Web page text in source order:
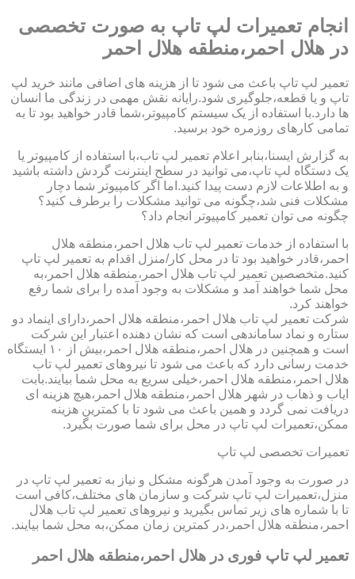
انجام تعمیرات لپ تاپ به صورت تخصصی
در هلال احمر،منطقه هلال احمر
تعمیر لپ تاپ باعث می شود تا از هزینه های اضافی مانند خرید لپ
تاپ و یا قطعه،جلوگیری شود.رایانه نقش مهمی در زندگی ما انسان
ها دارد.با استفاده از یک سیستم کامپیوتر،شما قادر خواهید بود تا به
تمامی کارهای روزمره خود برسید.
به گزارش ایسنا،بنابر اعلام تعمیر لپ تاب،با استفاده از کامپیوتر یا
یک دستگاه لپ تاپ،می توانید در سطح اینترنت گردش داشته باشید
و به اطلاعات لازم دست پیدا کنید.اما اگر کامپیوتر شما دچار
مشکلات فنی شد،چگونه می توانید مشکلات را برطرف کنید؟
چگونه می توان تعمیر کامپیوتر انجام داد؟
با استفاده از خدمات تعمیر لپ تاب هلال احمر،منطقه هلال
احمر،قادر خواهید بود تا در محل کار/منزل اقدام به تعمیر لپ تاپ
کنید.متخصصین تعمیر لپ تاب هلال احمر،منطقه هلال احمر،به
محل شما خواهند آمد و مشکلات به وجود آمده را برای شما رفع
خواهند کرد.
شرکت تعمیر لپ تاب هلال احمر،منطقه هلال احمر،دارای اینماد دو
ستاره و نماد ساماندهی است که نشان دهنده اعتبار این شرکت
است و همچنین در هلال احمر،منطقه هلال احمر،بیش از ۱۰ ایستگاه
خدمت رسانی دارد که باعث می شود تا نیروهای تعمیر لپ تاب
هلال احمر،منطقه هلال احمر،خیلی سریع به محل شما بیایند.بابت
ایاب و ذهاب در شهر هلال احمر،منطقه هلال احمر،هیچ هزینه ای
دریافت نمی گردد و همین باعث می شود تا با کمترین هزینه
ممکن،تعمیرات لپ تاپ در محل برای شما صورت بگیرد.
تعمیرات تخصصی لپ تاپ
در صورت به وجود آمدن هرگونه مشکل و نیاز به تعمیر لپ تاپ در
منزل،تعمیرات لپ تاپ شرکت و سازمان های مختلف،کافی است
تا با شماره های زیر تماس بگیرید و نیروهای تعمیر لپ تاب هلال
احمر،منطقه هلال احمر،در کمترین زمان ممکن،به محل شما بیایند.
تعمیر لپ تاپ فوری در هلال احمر،منطقه هلال احمر